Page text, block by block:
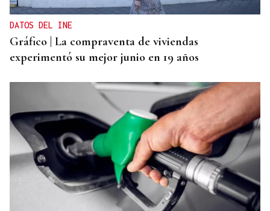
DATOS DEL INE
Gráfico | La compraventa de viviendas
experimentó su mejor junio en 19 años